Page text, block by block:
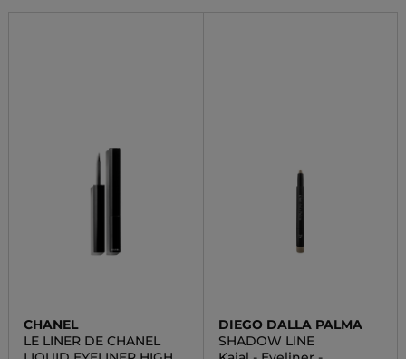
CHANEL
LE LINER DE CHANEL
DIEGO DALLA PALMA
SHADOW LINE